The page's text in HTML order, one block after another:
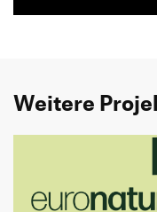
Weitere